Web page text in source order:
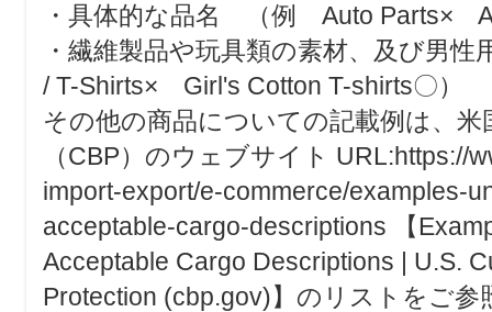
・具体的な品名 （例 Auto Parts×
・繊維製品や玩具類の素材、及び男
/ T-Shirts× Girl's Cotton T-shirts〇）
その他の商品についての記載例は、米
（CBP）のウェブサイト URL:https://
import-export/e-commerce/examples-
acceptable-cargo-descriptions 【
Acceptable Cargo Descriptions | U.S.
Protection (cbp.gov)】のリストをご参